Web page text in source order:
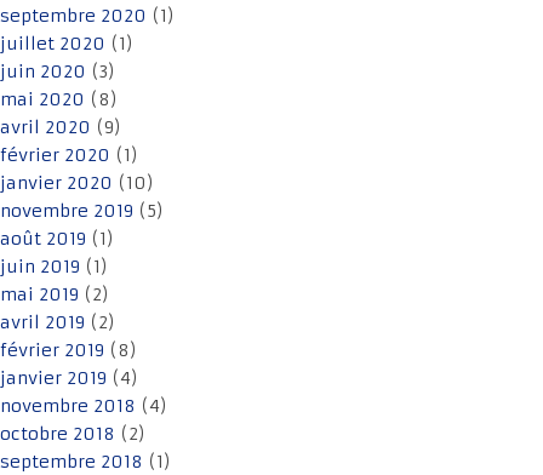
septembre 2020 (1)
juillet 2020 (1)
juin 2020 (3)
mai 2020 (8)
avril 2020 (9)
février 2020 (1)
janvier 2020 (10)
novembre 2019 (5)
août 2019 (1)
juin 2019 (1)
mai 2019 (2)
avril 2019 (2)
février 2019 (8)
janvier 2019 (4)
novembre 2018 (4)
octobre 2018 (2)
septembre 2018 (1)